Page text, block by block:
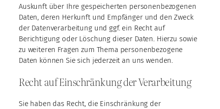
Auskunft über Ihre gespeicherten personenbezogenen
Daten, deren Herkunft und Empfänger und den Zweck
der Datenverarbeitung und ggf. ein Recht auf
Berichtigung oder Löschung dieser Daten. Hierzu sowie
zu weiteren Fragen zum Thema personenbezogene
Daten können Sie sich jederzeit an uns wenden.
Recht auf Einschränkung der Verarbeitung
Sie haben das Recht, die Einschränkung der